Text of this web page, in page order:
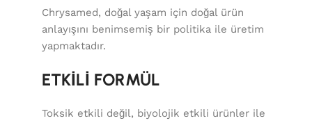
Chrysamed, doğal yaşam için doğal ürün
anlayışını benimsemiş bir politika ile üretim
yapmaktadır.
ETKİLİ FORMÜL
Toksik etkili değil, biyolojik etkili ürünler ile